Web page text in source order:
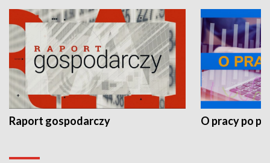
Raport gospodarczy O pracy po